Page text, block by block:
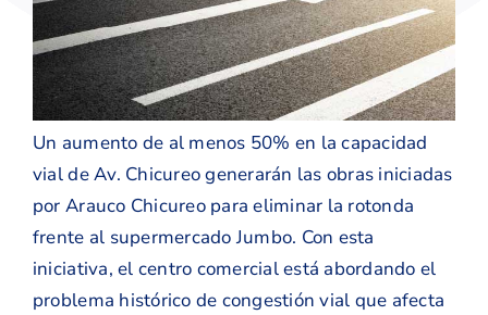
Un aumento de al menos 50% en la capacidad
vial de Av. Chicureo generarán las obras iniciadas
por Arauco Chicureo para eliminar la rotonda
frente al supermercado Jumbo. Con esta
iniciativa, el centro comercial está abordando el
problema histórico de congestión vial que afecta